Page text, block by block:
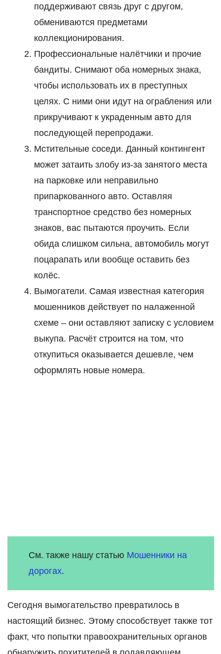
поддерживают связь друг с другом,
обмениваются предметами
коллекционирования.
Профессиональные налётчики и прочие
бандиты. Снимают оба номерных знака,
чтобы использовать их в преступных
целях. С ними они идут на ограбления или
прикручивают к украденным авто для
последующей перепродажи.
Мстительные соседи. Данный контингент
может затаить злобу из-за занятого места
на парковке или неправильно
припаркованного авто. Оставляя
транспортное средство без номерных
знаков, вас пытаются проучить. Если
обида слишком сильна, автомобиль могут
поцарапать или вообще оставить без
колёс.
Вымогатели. Самая известная категория
мошенников действует по налаженной
схеме – они оставляют записку с условием
выкупа. Расчёт строится на том, что
откупиться оказывается дешевле, чем
оформлять новые номера.
См. также нашу статью Мошенники на
дорогах.
Сегодня вымогательство превратилось в
настоящий бизнес. Этому способствует также тот
факт, что попытки правоохранительных органов